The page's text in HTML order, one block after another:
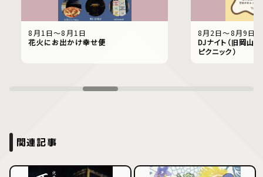
8月1日〜8月1日
花火にお出かけ幸せ便
8月2日〜8月9日
DJナイト（旧岡山
ピクニック）
関連記事